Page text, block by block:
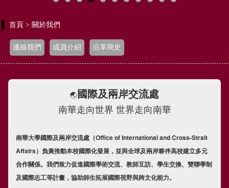
首頁 > 關於我們
連絡我們 成員介紹 沿革簡史
🌏 國際及兩岸交流處
南華走向世界 世界走向南華
南華大學國際及兩岸交流處（Office of International and Cross-Strait
Affairs）負責推動本校國際化發展，並與全球及兩岸夥伴高校建立多元
合作關係。我們致力促進國際學術交流、教師互訪、學生交換、雙聯學制
及國際志工等計畫，協助師生拓展國際視野與跨文化能力。